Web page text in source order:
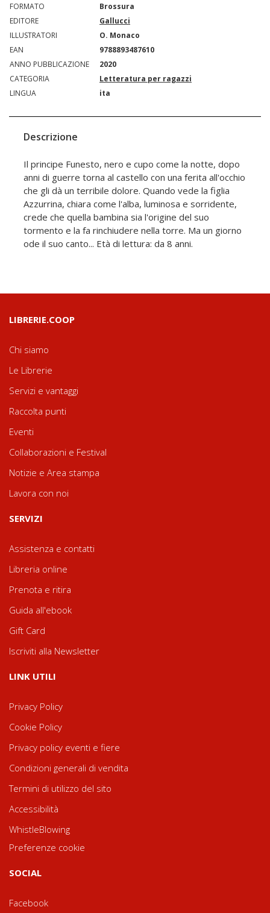
FORMATO
Brossura
EDITORE
Gallucci
ILLUSTRATORI
O. Monaco
EAN
9788893487610
ANNO PUBBLICAZIONE
2020
CATEGORIA
Letteratura per ragazzi
LINGUA
ita
Descrizione
Il principe Funesto, nero e cupo come la notte, dopo
anni di guerre torna al castello con una ferita all'occhio
che gli dà un terribile dolore. Quando vede la figlia
Azzurrina, chiara come l'alba, luminosa e sorridente,
crede che quella bambina sia l'origine del suo
tormento e la fa rinchiudere nella torre. Ma un giorno
ode il suo canto... Età di lettura: da 8 anni.
LIBRERIE.COOP
Chi siamo
Le Librerie
Servizi e vantaggi
Raccolta punti
Eventi
Collaborazioni e Festival
Notizie e Area stampa
Lavora con noi
SERVIZI
Assistenza e contatti
Libreria online
Prenota e ritira
Guida all'ebook
Gift Card
Iscriviti alla Newsletter
LINK UTILI
Privacy Policy
Cookie Policy
Privacy policy eventi e fiere
Condizioni generali di vendita
Termini di utilizzo del sito
Accessibilità
WhistleBlowing
Preferenze cookie
SOCIAL
Facebook